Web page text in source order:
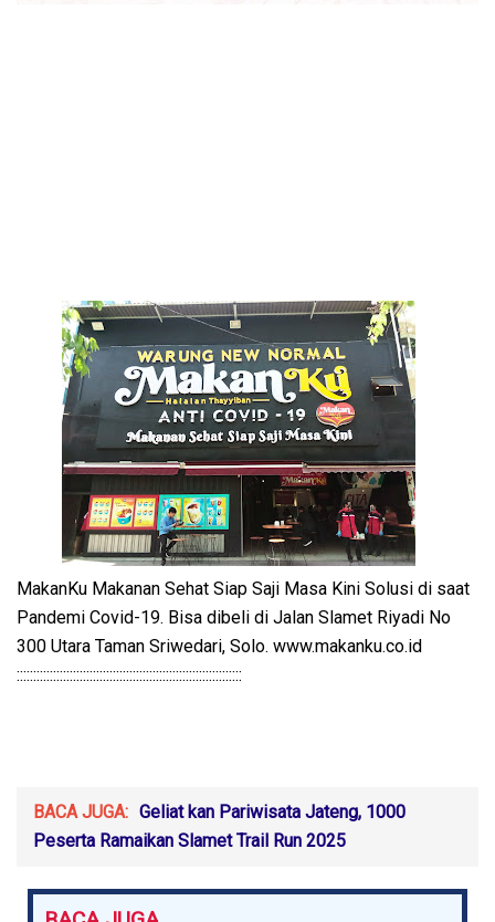
MakanKu Makanan Sehat Siap Saji Masa Kini Solusi di saat
Pandemi Covid-19. Bisa dibeli di Jalan Slamet Riyadi No
300 Utara Taman Sriwedari, Solo. www.makanku.co.id
::::::::::::::::::::::::::::::::::::::::::::::::::::::::::::::::::::
BACA JUGA: Geliat kan Pariwisata Jateng, 1000
Peserta Ramaikan Slamet Trail Run 2025